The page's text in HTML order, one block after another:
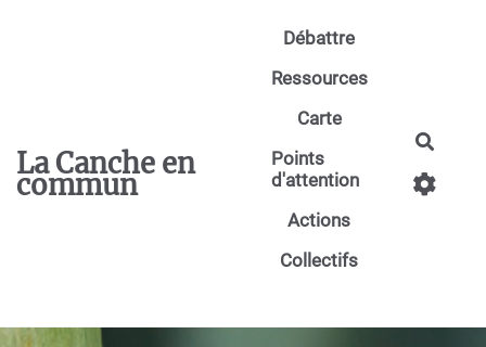
La Canche en
commun
Débattre
Ressources
Carte
Points
d'attention
Actions
Collectifs